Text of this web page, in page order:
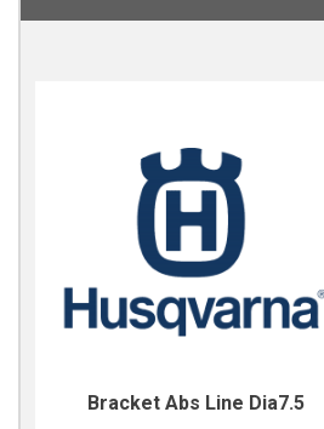
Bracket Abs Line Dia7.5